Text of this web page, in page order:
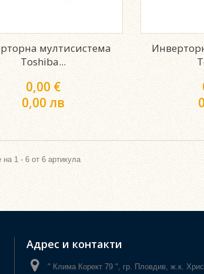
мултисистема
Toshiba...
0,00 €
0,00 лв
на 1 - 6 от 6 артикула
Адрес и контакти
" Клима Корект 79 ", гр. Пловдив, ж.к.